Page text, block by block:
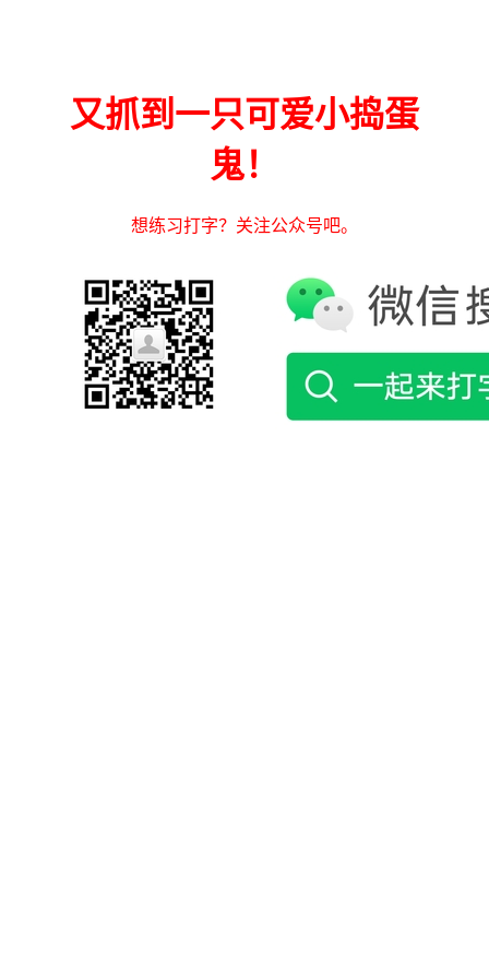
又抓到一只可爱小捣蛋
鬼！
想练习打字？关注公众号吧。